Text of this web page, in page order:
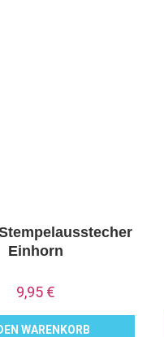
Einhorn
9,95 €
WARENKORB